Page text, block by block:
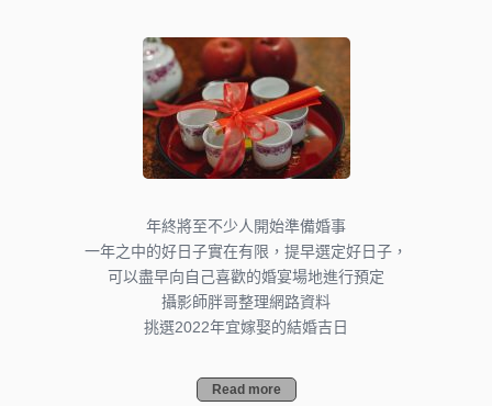
年終將至不少人開始準備婚事
一年之中的好日子實在有限，提早選定好日子，
可以盡早向自己喜歡的婚宴場地進行預定
攝影師胖哥整理網路資料
挑選2022年宜嫁娶的結婚吉日
Read more